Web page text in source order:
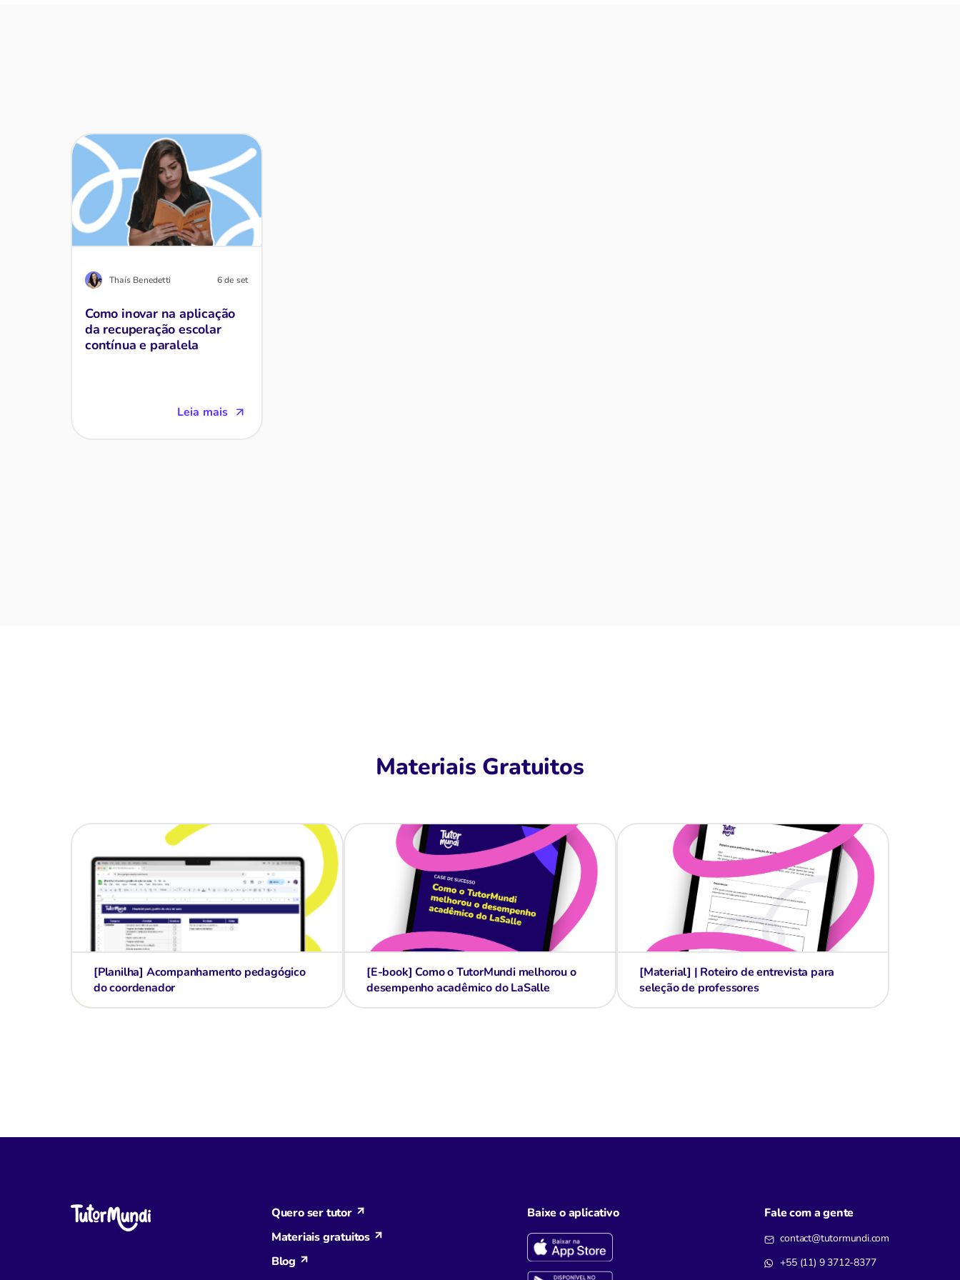
Thaís Benedetti 6 de set
Como inovar na aplicação
da recuperação escolar
contínua e paralela
Leia mais
Materiais Gratuitos
[Planilha] Acompanhamento pedagógico
do coordenador
[E-book] Como o TutorMundi melhorou o
desempenho acadêmico do LaSalle
[Material] | Roteiro de entrevista para
seleção de professores
Quero ser tutor
Materiais gratuitos
Blog
Baixe o aplicativo Fale com a gente
contact@tutormundi.com
+55 (11) 9 3712-8377